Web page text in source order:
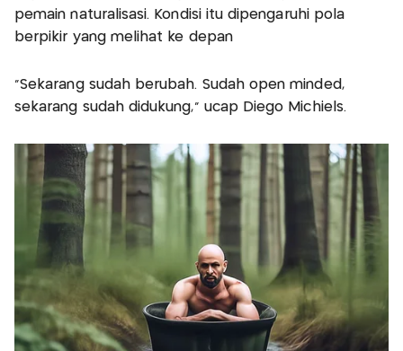
pemain naturalisasi. Kondisi itu dipengaruhi pola
berpikir yang melihat ke depan
"Sekarang sudah berubah. Sudah open minded,
sekarang sudah didukung," ucap Diego Michiels.